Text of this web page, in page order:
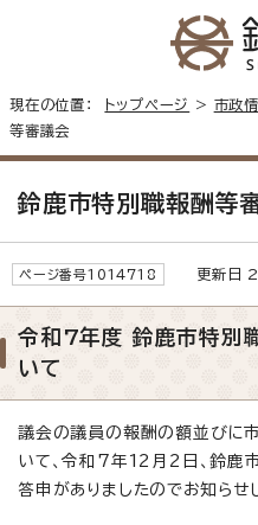
現在の位置： トップページ > 市政
等審議会
鈴鹿市特別職報酬等
ページ番号1014718 更新日
令和7年度 鈴鹿市特別
いて
議会の議員の報酬の額並びに
いて、令和7年12月2日、鈴鹿
答申がありましたのでお知らせ